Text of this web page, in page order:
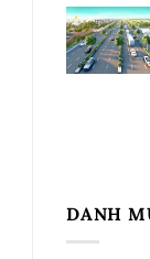
DANH